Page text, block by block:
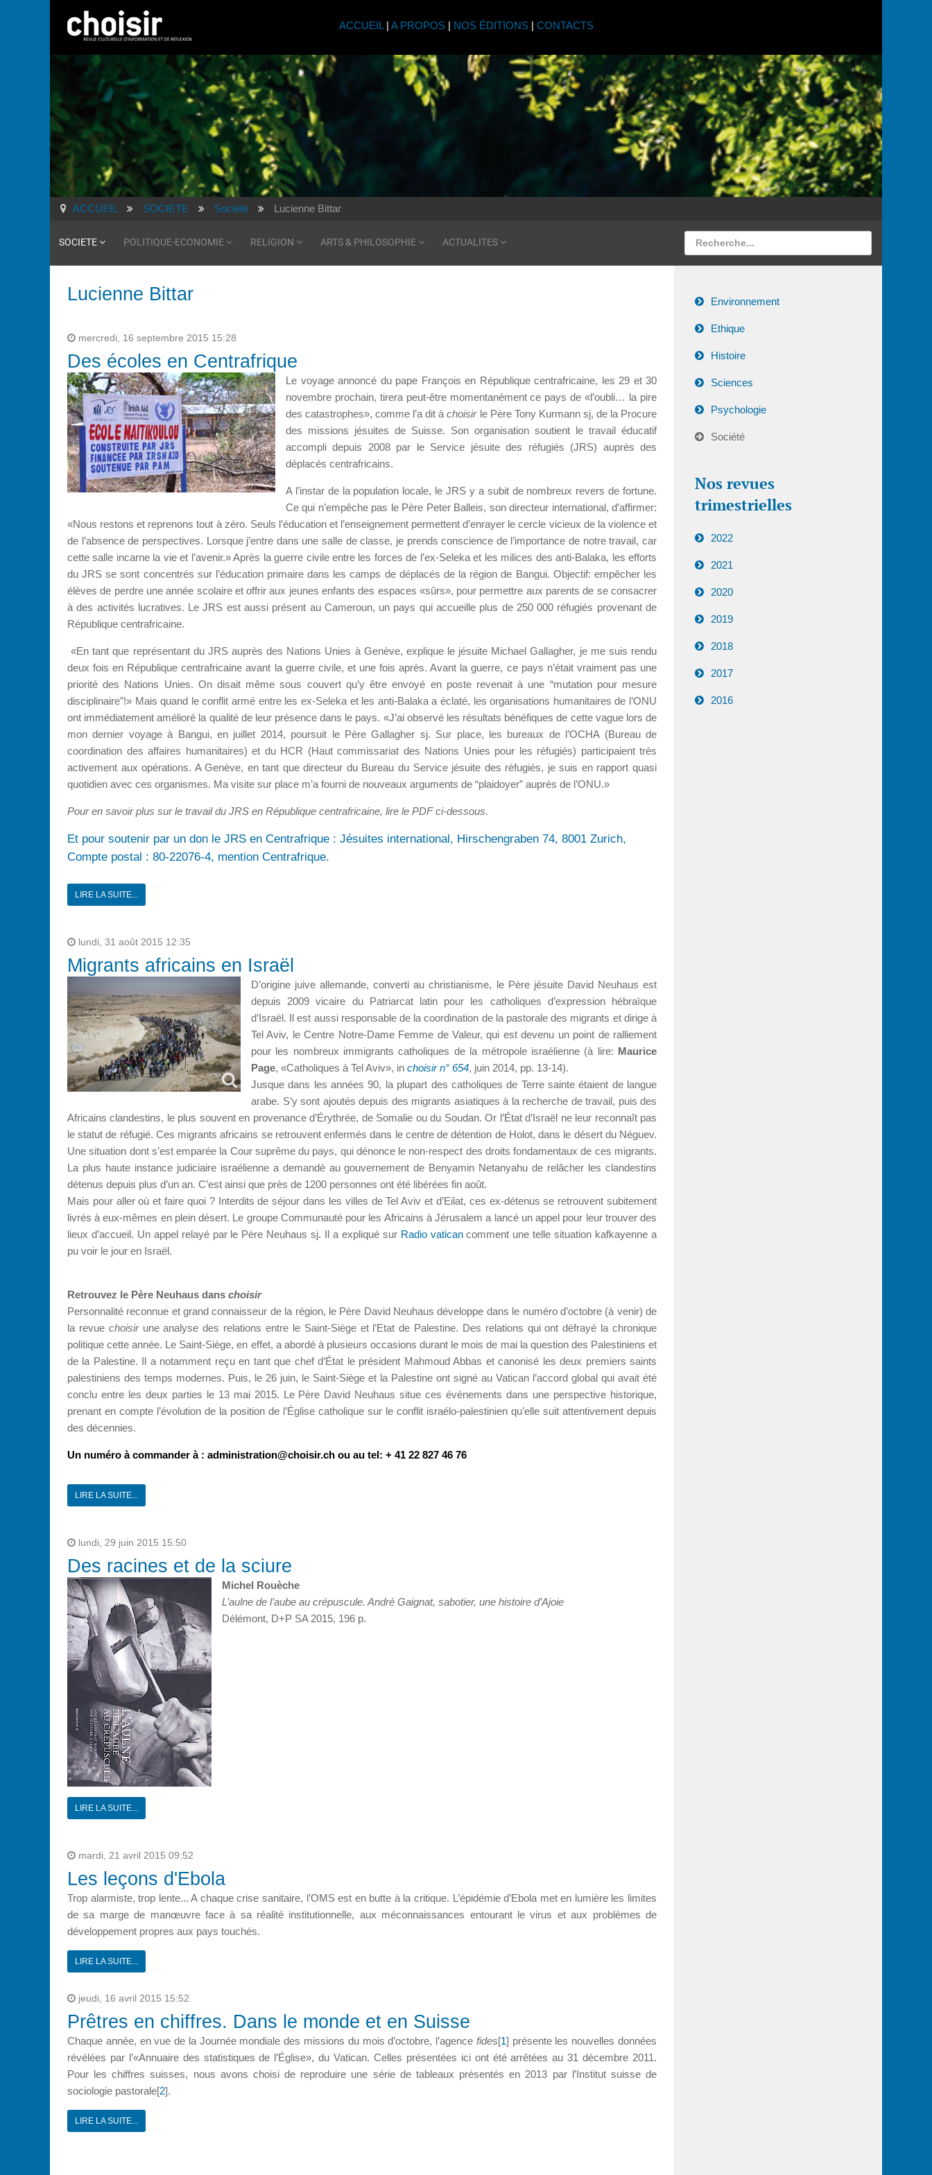
ACCUEIL | A PROPOS| NOS ÉDITIONS| CONTACTS
ACCUEIL SOCIETE Société Lucienne Bittar
SOCIETE POLITIQUE-ECONOMIE RELIGION ARTS & PHILOSOPHIE ACTUALITES
Lucienne Bittar
mercredi, 16 septembre 2015 15:28
Des écoles en Centrafrique
Le voyage annoncé du pape François en République centrafricaine, les 29 et 30
novembre prochain, tirera peut-être momentanément ce pays de «l’oubli… la pire
des catastrophes», comme l’a dit àchoisirle Père Tony Kurmann sj, de la Procure
des missions jésuites de Suisse. Son organisation soutient le travail éducatif
accompli depuis 2008 par le Service jésuite des réfugiés (JRS) auprès des
déplacés centrafricains.
A l’instar de la population locale, le JRS y a subit de nombreux revers de fortune.
Ce qui n’empêche pas le Père Peter Balleis, son directeur international, d’affirmer:
«Nous restons et reprenons tout à zéro. Seuls l’éducation et l’enseignement permettent d’enrayer le cercle vicieux de la violence et
de l’absence de perspectives. Lorsque j’entre dans une salle de classe, je prends conscience de l’importance de notre travail, car
cette salle incarne la vie et l’avenir.» Après la guerre civile entre les forces de l’ex-Seleka et les milices des anti-Balaka, les efforts
du JRS se sont concentrés sur l’éducation primaire dans les camps de déplacés de la région de Bangui. Objectif: empêcher les
élèves de perdre une année scolaire et offrir aux jeunes enfants des espaces «sûrs», pour permettre aux parents de se consacrer
à des activités lucratives. Le JRS est aussi présent au Cameroun, un pays qui accueille plus de 250 000 réfugiés provenant de
République centrafricaine.
«En tant que représentant du JRS auprès des Nations Unies à Genève, explique le jésuite Michael Gallagher, je me suis rendu
deux fois en République centrafricaine avant la guerre civile, et une fois après. Avant la guerre, ce pays n’était vraiment pas une
priorité des Nations Unies. On disait même sous couvert qu’y être envoyé en poste revenait à une “mutation pour mesure
disciplinaire”!» Mais quand le conflit armé entre les ex-Seleka et les anti-Balaka a éclaté, les organisations humanitaires de l’ONU
ont immédiatement amélioré la qualité de leur présence dans le pays. «J’ai observé les résultats bénéfiques de cette vague lors de
mon dernier voyage à Bangui, en juillet 2014, poursuit le Père Gallagher sj. Sur place, les bureaux de l’OCHA (Bureau de
coordination des affaires humanitaires) et du HCR (Haut commissariat des Nations Unies pour les réfugiés) participaient très
activement aux opérations. A Genève, en tant que directeur du Bureau du Service jésuite des réfugiés, je suis en rapport quasi
quotidien avec ces organismes. Ma visite sur place m’a fourni de nouveaux arguments de “plaidoyer” auprès de l’ONU.»
Pour en savoir plus sur le travail du JRS en République centrafricaine, lire le PDF ci-dessous.
Et pour soutenir par un don le JRS en Centrafrique : Jésuites international, Hirschengraben 74 , 8001 Zurich,
Compte postal : 80-22076-4, mention Centrafrique.
LIRE LA SUITE...
lundi, 31 août 2015 12:35
Migrants africains en Israël
D’origine juive allemande, converti au christianisme, le Père jésuite David Neuhaus est
depuis 2009 vicaire du Patriarcat latin pour les catholiques d’expression hébraïque
d’Israël. Il est aussi responsable de la coordination de la pastorale des migrants et dirige à
Tel Aviv, le Centre Notre-Dame Femme de Valeur, qui est devenu un point de ralliement
pour les nombreux immigrants catholiques de la métropole israélienne (à lire: Maurice
Page, «Catholiques à Tel Aviv», in choisir n° 654, juin 2014, pp. 13-14).
Jusque dans les années 90, la plupart des catholiques de Terre sainte étaient de langue
arabe. S’y sont ajoutés depuis des migrants asiatiques à la recherche de travail, puis des
Africains clandestins, le plus souvent en provenance d’Érythrée, de Somalie ou du Soudan. Or l’État d’Israël ne leur reconnaît pas
le statut de réfugié. Ces migrants africains se retrouvent enfermés dans le centre de détention de Holot, dans le désert du Néguev.
Une situation dont s’est emparée la Cour suprême du pays, qui dénonce le non-respect des droits fondamentaux de ces migrants.
La plus haute instance judiciaire israélienne a demandé au gouvernement de Benyamin Netanyahu de relâcher les clandestins
détenus depuis plus d’un an. C’est ainsi que près de 1200 personnes ont été libérées fin août.
Mais pour aller où et faire quoi ? Interdits de séjour dans les villes de Tel Aviv et d’Eilat, ces ex-détenus se retrouvent subitement
livrés à eux-mêmes en plein désert. Le groupe Communauté pour les Africains à Jérusalem a lancé un appel pour leur trouver des
lieux d’accueil. Un appel relayé par le Père Neuhaus sj. Il a expliqué sur Radio vaticancomment une telle situation kafkayenne a
pu voir le jour en Israël.
Retrouvez le Père Neuhaus dans choisir
Personnalité reconnue et grand connaisseur de la région, le Père David Neuhaus développe dans le numéro d’octobre (à venir) de
la revue choisirune analyse des relations entre le Saint-Siège et l’Etat de Palestine. Des relations qui ont défrayé la chronique
politique cette année. Le Saint-Siège, en effet, a abordé à plusieurs occasions durant le mois de mai la question des Palestiniens et
de la Palestine. Il a notamment reçu en tant que chef d’État le président Mahmoud Abbas et canonisé les deux premiers saints
palestiniens des temps modernes. Puis, le 26 juin, le Saint-Siège et la Palestine ont signé au Vatican l’accord global qui avait été
conclu entre les deux parties le 13 mai 2015. Le Père David Neuhaus situe ces événements dans une perspective historique,
prenant en compte l’évolution de la position de l’Église catholique sur le conflit israélo-palestinien qu’elle suit attentivement depuis
des décennies.
Un numéro à commander à : administration@choisir.ch ou au tel: + 41 22 827 46 76
LIRE LA SUITE...
lundi, 29 juin 2015 15:50
Des racines et de la sciure
Michel Rouèche
L’aulne de l’aube au crépuscule. André Gaignat, sabotier, une histoire d’Ajoie
Délémont, D+P SA 2015, 196 p.
LIRE LA SUITE...
mardi, 21 avril 2015 09:52
Les leçons d'Ebola
Trop alarmiste, trop lente... A chaque crise sanitaire, l’OMS est en butte à la critique. L’épidémie d’Ebola met en lumière les limites
de sa marge de manœuvre face à sa réalité institutionnelle, aux méconnaissances entourant le virus et aux problèmes de
développement propres aux pays touchés.
LIRE LA SUITE...
jeudi, 16 avril 2015 15:52
Prêtres en chiffres. Dans le monde et en Suisse
Chaque année, en vue de la Journée mondiale des missions du mois d’octobre, l’agence fides[1] présente les nouvelles données
révélées par l’«Annuaire des statistiques de l’Église», du Vatican. Celles présentées ici ont été arrêtées au 31 décembre 2011.
Pour les chiffres suisses, nous avons choisi de reproduire une série de tableaux présentés en 2013 par l’Institut suisse de
sociologie pastorale[2].
LIRE LA SUITE...
Environnement
Ethique
Histoire
Sciences
Psychologie
Société
Nos revues
trimestrielles
2022
2021
2020
2019
2018
2017
2016